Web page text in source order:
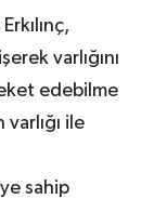
varlığını
edebilme
ile
sahip